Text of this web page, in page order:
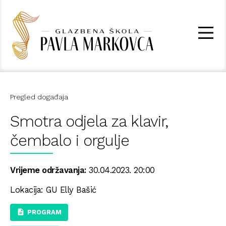
Pregled događaja
Smotra odjela za klavir,
čembalo i orgulje
Vrijeme održavanja:30.04.2023. 20:00
Lokacija: GU Elly Bašić
PROGRAM